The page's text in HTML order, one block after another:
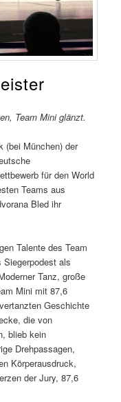
Team Mini glänzt.
(bei München) der
für den World
Teams aus
Bled ihr
Talente des Team
Siegerpodest als
Tanz, große
Mini mit 87,6
Geschichte
die von
blieb kein
Drehpassagen,
Körperausdruck,
der Jury, 87,6